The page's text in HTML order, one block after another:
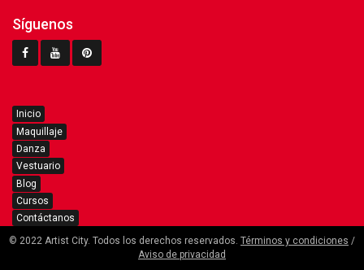
Síguenos
Inicio
Maquillaje
Danza
Vestuario
Blog
Cursos
Contáctanos
© 2022 Artist City. Todos los derechos reservados. Términos y condiciones /
Aviso de privacidad